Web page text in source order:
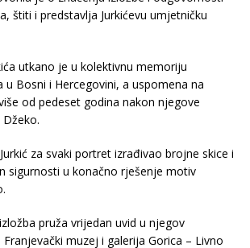
štiti i predstavlja Jurkićevu umjetničku
utkano je u kolektivnu memoriju
u Bosni i Hercegovini, a uspomena na
od pedeset godina nakon njegove
za svaki portret izrađivao brojne skice i
sigurnosti u konačno rješenje motiv
pruža vrijedan uvid u njegov
muzej i galerija Gorica – Livno